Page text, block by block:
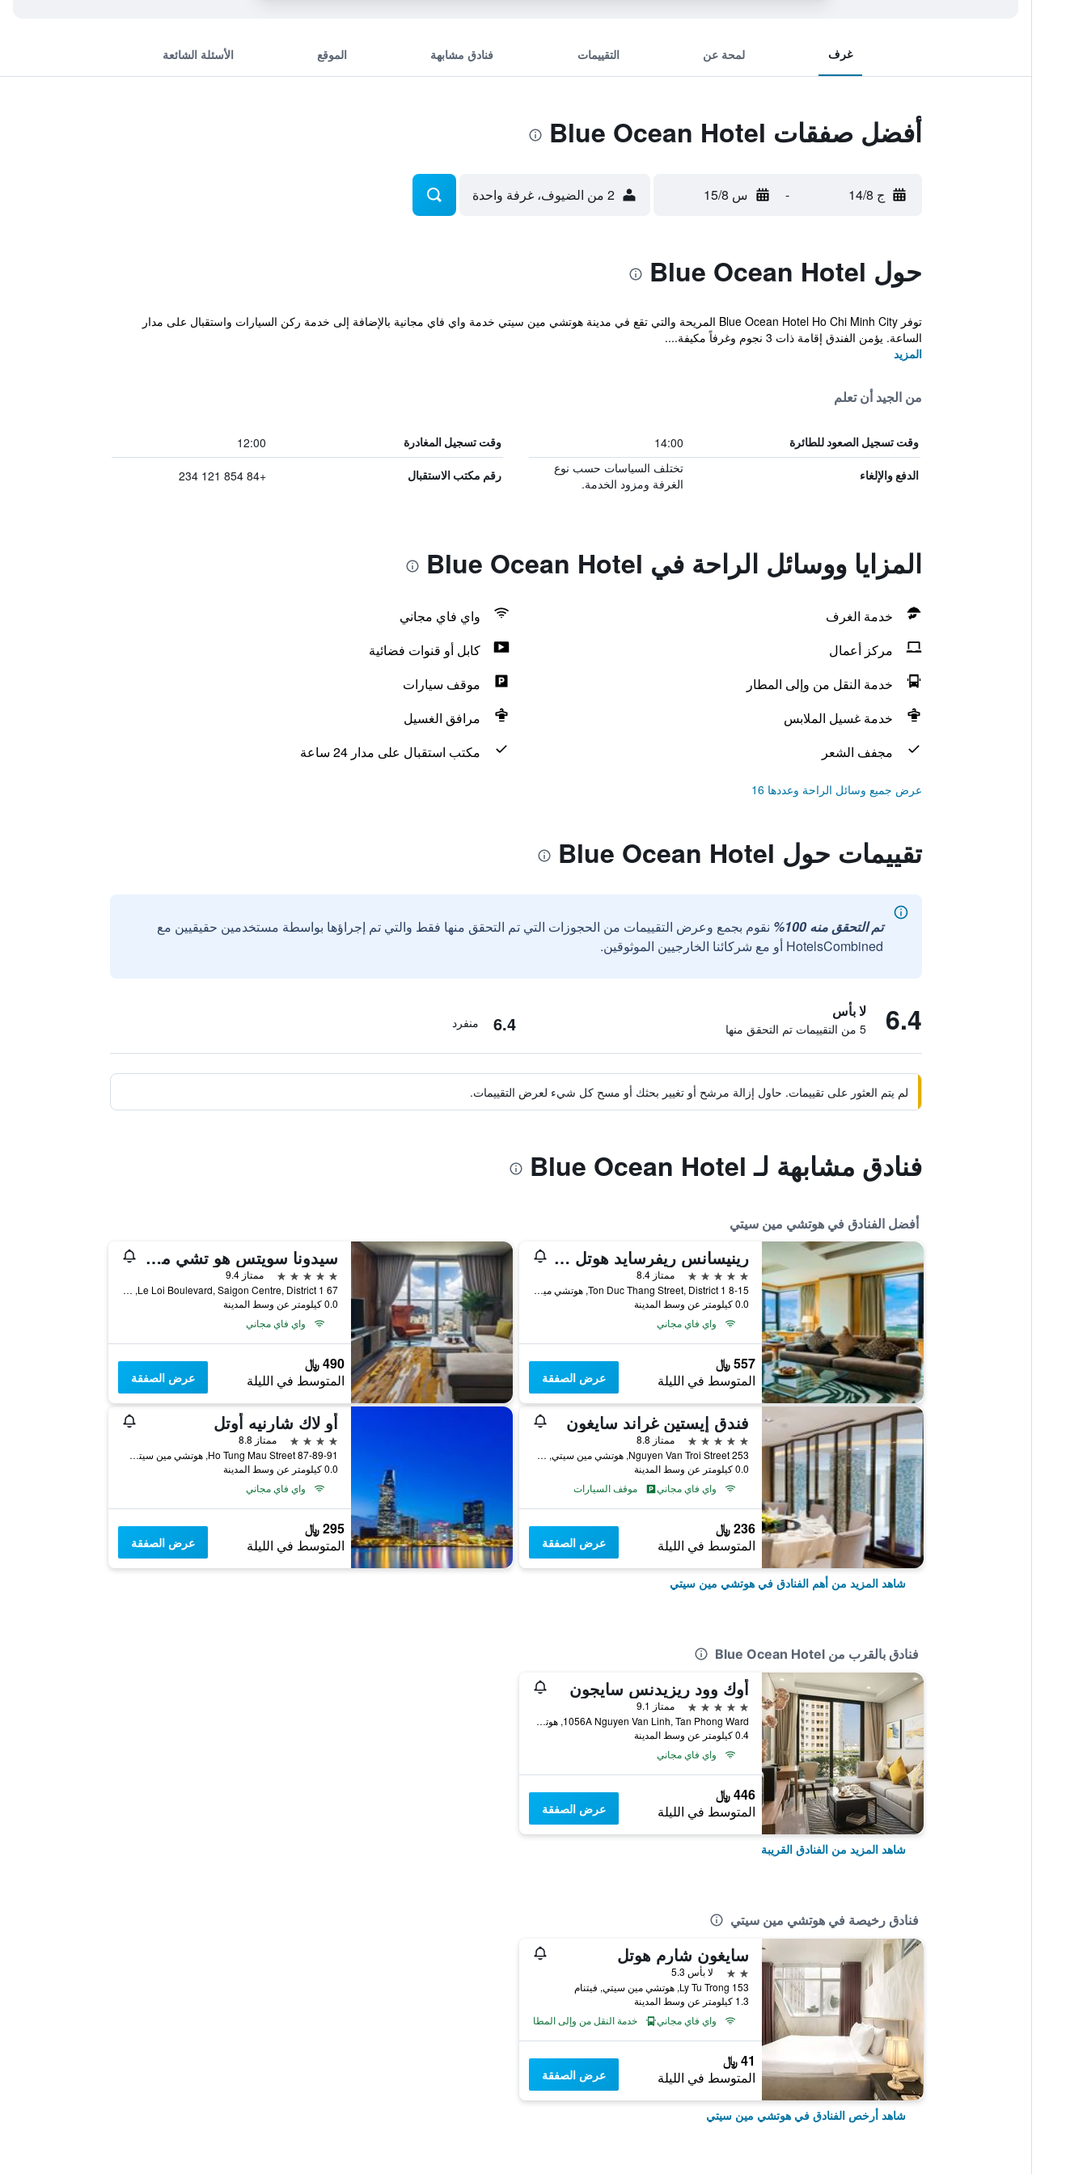
غرف لمحة عن التقييمات فنادق مشابهة الموقع الأسئلة الشائعة
أفضل صفقات Blue Ocean Hotel
ج 14/8 - س 15/8 2 من الضيوف، غرفة واحدة
حول Blue Ocean Hotel
توفر Blue Ocean Hotel Ho Chi Minh City المريحة والتي تقع في مدينة هوتشي مين سيتي خدمة واي فاي مجانية بالإضافة إلى خدمة ركن السيارات واستقبال على مدار
الساعة. يؤمن الفندق إقامة ذات 3 نجوم وغرفاً مكيفة....
المزيد
من الجيد أن تعلم
وقت تسجيل الصعود للطائرة 14:00 وقت تسجيل المغادرة 12:00
الدفع والإلغاء
تختلف السياسات حسب نوع
الغرفة ومزود الخدمة.
رقم مكتب الاستقبال +84 854 121 234
المزايا ووسائل الراحة في Blue Ocean Hotel
خدمة الغرف
واي فاي مجاني
مركز أعمال
كابل أو قنوات فضائية
خدمة النقل من وإلى المطار
موقف سيارات
خدمة غسيل الملابس
مرافق الغسيل
مجفف الشعر
مكتب استقبال على مدار 24 ساعة
عرض جميع وسائل الراحة وعددها 16
تقييمات حول Blue Ocean Hotel
تم التحقق منه 100%
نقوم بجمع وعرض التقييمات من الحجوزات التي تم التحقق منها فقط والتي تم إجراؤها بواسطة مستخدمين حقيقيين مع
HotelsCombined أو مع شركائنا الخارجيين الموثوقين.
6.4 لا بأس
5 من التقييمات تم التحقق منها 6.4 منفرد
لم يتم العثور على تقييمات. حاول إزالة مرشح أو تغيير بحثك أو مسح كل شيء لعرض التقييمات.
فنادق مشابهة لـ Blue Ocean Hotel
أفضل الفنادق في هوتشي مين سيتي
رينيسانس ريفرسايد هوتل سايجون
5 نجوم
ممتاز 8.4
8-15 Ton Duc Thang Street, District 1, هوتشي مين سيتي, فيتنام
0.0 كيلومتر عن وسط المدينة
واي فاي مجاني
557 ﷼
المتوسط في الليلة عرض الصفقة
سيدونا سويتس هو تشي مين سيتي
5 نجوم
ممتاز 9.4
67 Le Loi Boulevard, Saigon Centre, District 1, هوتشي مين سيتي, فيتنام
0.0 كيلومتر عن وسط المدينة
واي فاي مجاني
490 ﷼
المتوسط في الليلة عرض الصفقة
فندق إيستين غراند سايغون
5 نجوم
ممتاز 8.8
253 Nguyen Van Troi Street, هوتشي مين سيتي, فيتنام
0.0 كيلومتر عن وسط المدينة
واي فاي مجاني
موقف السيارات
236 ﷼
المتوسط في الليلة عرض الصفقة
أو لاك شارنيه أوتل
4 نجوم
ممتاز 8.8
87-89-91 Ho Tung Mau Street, هوتشي مين سيتي, فيتنام
0.0 كيلومتر عن وسط المدينة
واي فاي مجاني
295 ﷼
المتوسط في الليلة عرض الصفقة
شاهد المزيد من أهم الفنادق في هوتشي مين سيتي
فنادق بالقرب من Blue Ocean Hotel
أوك وود ريزيدنس سايجون
5 نجوم
ممتاز 9.1
1056A Nguyen Van Linh, Tan Phong Ward, هوتشي مين سيتي, فيتنام
0.4 كيلومتر عن وسط المدينة
واي فاي مجاني
446 ﷼
المتوسط في الليلة عرض الصفقة
شاهد المزيد من الفنادق القريبة
فنادق رخيصة في هوتشي مين سيتي
سايغون شارم هوتل
2 نجمتين
لا بأس 5.3
153 Ly Tu Trong, هوتشي مين سيتي, فيتنام
1.3 كيلومتر عن وسط المدينة
واي فاي مجاني
خدمة النقل من وإلى المطار
41 ﷼
المتوسط في الليلة عرض الصفقة
شاهد أرخص الفنادق في هوتشي مين سيتي